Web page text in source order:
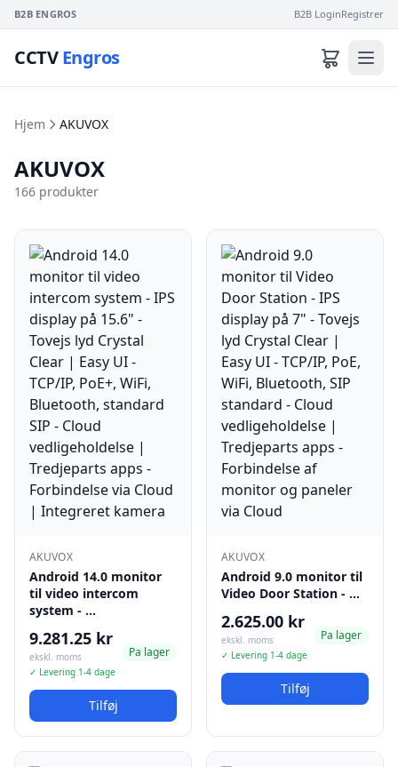
B2B ENGROS B2B LoginRegistrer
CCTVEngros
Hjem AKUVOX
AKUVOX
166 produkter
AKUVOX
Android 14.0 monitor
til video intercom
system - …
9.281.25 kr
ekskl. moms
✓ Levering 1-4 dage
Pa lager
Tilføj
AKUVOX
Android 9.0 monitor til
Video Door Station - …
2.625.00 kr
ekskl. moms
✓ Levering 1-4 dage
Pa lager
Tilføj